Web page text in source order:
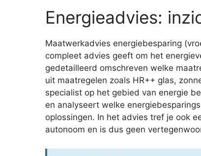
Energieadvies:
Maatwerkadvies energiebesparing
compleet advies geeft om het
gedetailleerd omschreven welke
uit maatregelen zoals HR++ glas,
specialist op het gebied van energie
en analyseert welke
oplossingen. In het advies tref je ook
autonoom en is dus geen